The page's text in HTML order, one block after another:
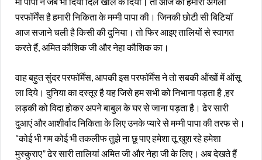
परफॉर्मेंस है हमारी निकिता के मम्मी पापा की। जिनकी छोटी सी बिटियाॅ
आज सजाने चली है किसी की दुनिया। तो फिर आइए तालियों से स्वागत
करते हैं, अमित कौशिक जी और नेहा कौशिक का।
वाह बहुत सुंदर परफॉर्मेंस, आपकी इस परफॉर्मेंस ने तो सबकी ऑंखों में ऑसू
ला दिये। दुनिया का दस्तूर है यह जिसे हम सभी को निभाना पड़ता है ,हर
लड़की को विदा होकर अपने बाबुल के घर से जाना पड़ता है। ढेर सारी
दुआएं और आशीर्वाद निकिता के लिए उनके प्यारे से मम्मी पापा की तरफ से।
“कोई भी गम कोई भी तकलीफ तुझे ना छू पाए हमेशा तू खुश रहे हमेशा
मुस्कुराए” ढेर सारी तालियां अमित जी और नेहा जी के लिए। अब देखते हैं